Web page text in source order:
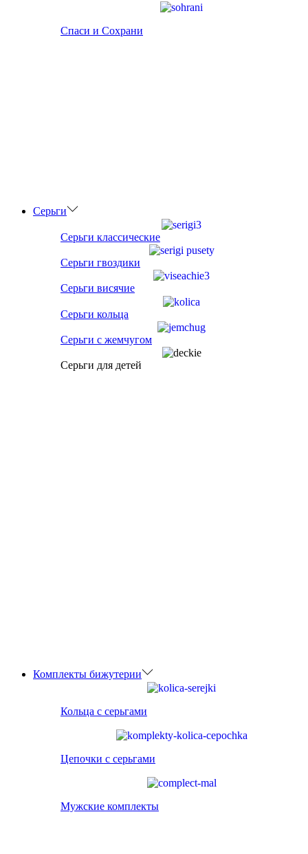
Спаси и Сохрани
Серьги
Серьги классические
Серьги гвоздики
Серьги висячие
Серьги кольца
Серьги с жемчугом
Серьги для детей
Комплекты бижутерии
Кольца с серьгами
Цепочки с серьгами
Мужские комплекты